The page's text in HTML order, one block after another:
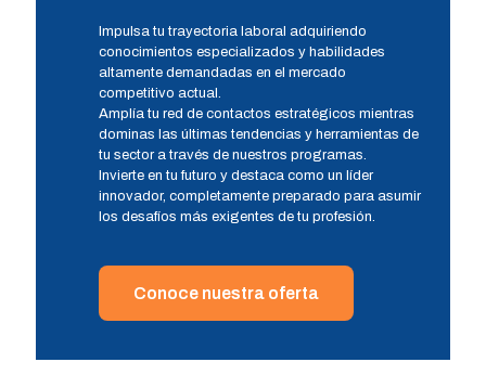
Impulsa tu trayectoria laboral adquiriendo
conocimientos especializados y habilidades
altamente demandadas en el mercado
competitivo actual.
Amplía tu red de contactos estratégicos mientras
dominas las últimas tendencias y herramientas de
tu sector a través de nuestros programas.
Invierte en tu futuro y destaca como un líder
innovador, completamente preparado para asumir
los desafíos más exigentes de tu profesión.
Conoce nuestra oferta